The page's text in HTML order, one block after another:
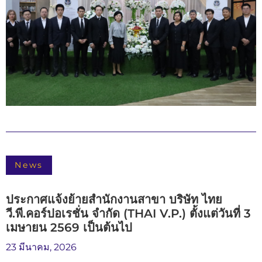
News
ประกาศแจ้งย้ายสำนักงานสาขา บริษัท ไทย
วี.พี.คอร์ปอเรชั่น จำกัด (THAI V.P.) ตั้งแต่วันที่ 3
เมษายน 2569 เป็นต้นไป
23 มีนาคม, 2026